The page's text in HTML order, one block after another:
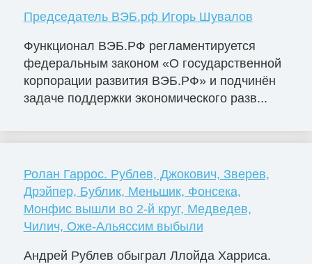
Председатель ВЭБ.рф Игорь Шувалов
Функционал ВЭБ.РФ регламентируется
федеральным законом «О государственной
корпорации развития ВЭБ.РФ» и подчинён
задаче поддержки экономического разв...
Ролан Гаррос. Рублев, Джокович, Зверев,
Дрэйпер, Бублик, Меньшик, Фонсека,
Монфис вышли во 2-й круг, Медведев,
Чилич, Оже-Альяссим выбыли
Андрей Рублев обыграл Ллойда Харриса.